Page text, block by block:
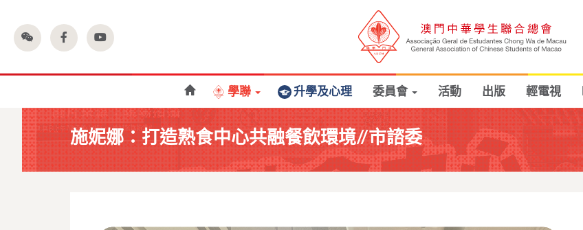
學聯 升學及心理 委員會 活動 出版 輕電視
施妮娜：打造熟食中心共融餐飲環境//市諮委